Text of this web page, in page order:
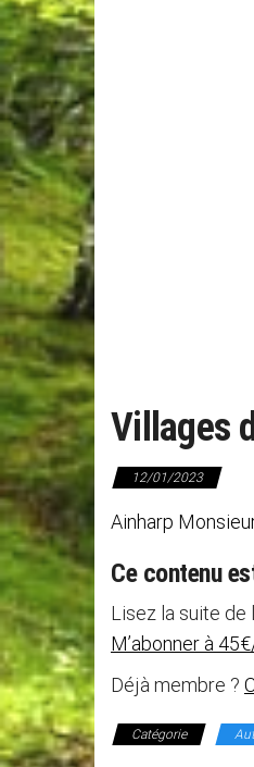
Villages
12/01/2023
Ainharp
Ce contenu
Lisez la suite de
M’abonner à
Déjà membre ?
Catégorie